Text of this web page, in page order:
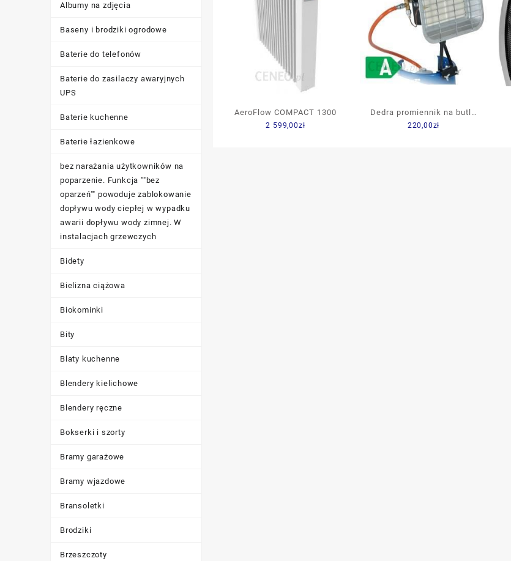
Albumy na zdjęcia
Baseny i brodziki ogrodowe
Baterie do telefonów
Baterie do zasilaczy awaryjnych
UPS
Baterie kuchenne
Baterie łazienkowe
bez narażania użytkowników na
poparzenie. Funkcja ""bez
oparzeń"" powoduje zablokowanie
dopływu wody ciepłej w wypadku
awarii dopływu wody zimnej. W
instalacjach grzewczych
Bidety
Bielizna ciążowa
Biokominki
Bity
Blaty kuchenne
Blendery kielichowe
Blendery ręczne
Bokserki i szorty
Bramy garażowe
Bramy wjazdowe
Bransoletki
Brodziki
Brzeszczoty
AeroFlow COMPACT 1300
2 599,00zł
Dedra promiennik na butlę
4.6KW DED9970
220,00zł